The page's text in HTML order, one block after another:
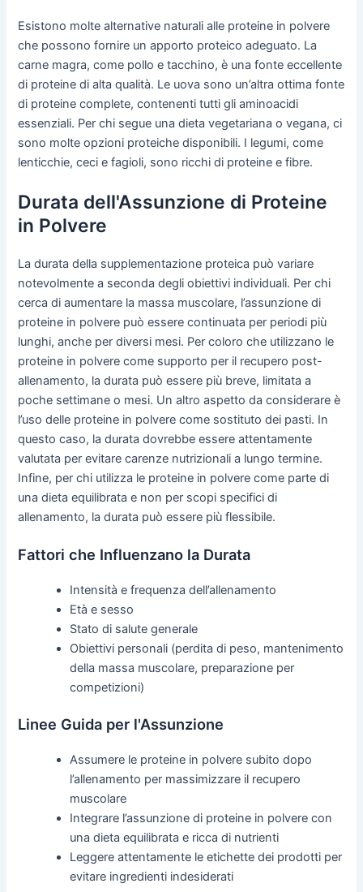
Esistono molte alternative naturali alle proteine in polvere
che possono fornire un apporto proteico adeguato. La
carne magra, come pollo e tacchino, è una fonte eccellente
di proteine di alta qualità. Le uova sono un’altra ottima fonte
di proteine complete, contenenti tutti gli aminoacidi
essenziali. Per chi segue una dieta vegetariana o vegana, ci
sono molte opzioni proteiche disponibili. I legumi, come
lenticchie, ceci e fagioli, sono ricchi di proteine e fibre.
Durata dell'Assunzione di Proteine
in Polvere
La durata della supplementazione proteica può variare
notevolmente a seconda degli obiettivi individuali. Per chi
cerca di aumentare la massa muscolare, l’assunzione di
proteine in polvere può essere continuata per periodi più
lunghi, anche per diversi mesi. Per coloro che utilizzano le
proteine in polvere come supporto per il recupero post-
allenamento, la durata può essere più breve, limitata a
poche settimane o mesi. Un altro aspetto da considerare è
l’uso delle proteine in polvere come sostituto dei pasti. In
questo caso, la durata dovrebbe essere attentamente
valutata per evitare carenze nutrizionali a lungo termine.
Infine, per chi utilizza le proteine in polvere come parte di
una dieta equilibrata e non per scopi specifici di
allenamento, la durata può essere più flessibile.
Fattori che Influenzano la Durata
Intensità e frequenza dell’allenamento
Età e sesso
Stato di salute generale
Obiettivi personali (perdita di peso, mantenimento
della massa muscolare, preparazione per
competizioni)
Linee Guida per l'Assunzione
Assumere le proteine in polvere subito dopo
l’allenamento per massimizzare il recupero
muscolare
Integrare l’assunzione di proteine in polvere con
una dieta equilibrata e ricca di nutrienti
Leggere attentamente le etichette dei prodotti per
evitare ingredienti indesiderati